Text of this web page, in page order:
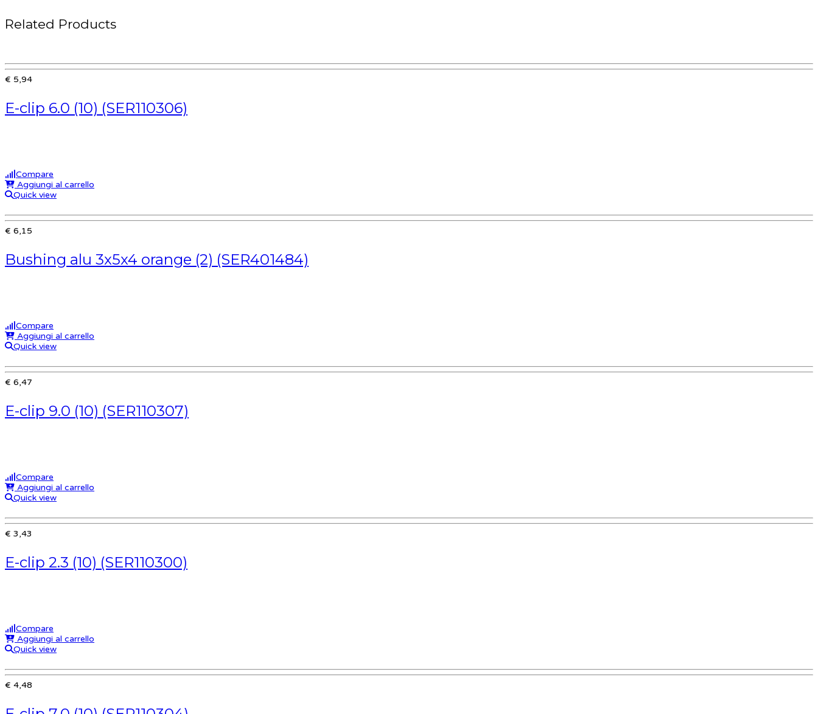
Related Products
€ 5,94
E-clip 6.0 (10) (SER110306)
Compare
Aggiungi al carrello
Quick view
€ 6,15
Bushing alu 3x5x4 orange (2) (SER401484)
Compare
Aggiungi al carrello
Quick view
€ 6,47
E-clip 9.0 (10) (SER110307)
Compare
Aggiungi al carrello
Quick view
€ 3,43
E-clip 2.3 (10) (SER110300)
Compare
Aggiungi al carrello
Quick view
€ 4,48